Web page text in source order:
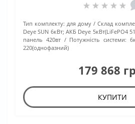
Тип комплекту: для дому Склад
Deye SUN 6кВт; АКБ Deye 5кВт(LiFePO4
панель 420вт
Потужність системи:
220(однофазний)
179 868
КУПИТИ